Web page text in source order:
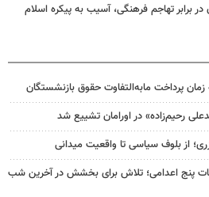
برابر تهاجم فرهنگی، آسیب به پیکره اسلام
پرداخت مابه‌التفاوت حقوق بازنشستگان
رحیم‌زاده» در اورامان تشییع شد
از بلوف سیاسی تا واقعیت میدانی
پنج اعدامی؛ تلاش برای بخشش در آخرین شب